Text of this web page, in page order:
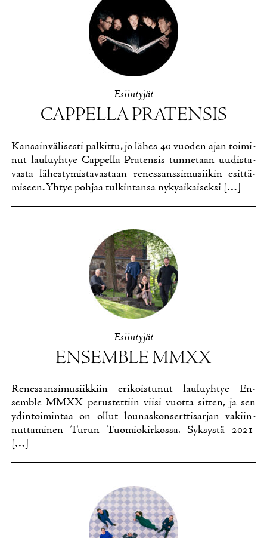
Esiin­ty­jät
CAP­PEL­LA PRA­TEN­SIS
Kan­sain­vä­li­ses­ti pal­kit­tu, jo lä­hes 40 vuo­den ajan toi­mi­
nut lau­lu­yh­tye Cap­pel­la Pra­ten­sis tun­ne­taan uu­dis­ta­
vas­ta lä­hes­ty­mis­ta­vas­taan re­nes­sans­si­musii­kin esit­tä­
mi­seen. Yh­tye poh­jaa tul­kin­tan­sa ny­ky­ai­kai­sek­si […]
Esiin­ty­jät
EN­SEMBLE MMXX
Re­nes­san­si­musiik­kiin eri­kois­tu­nut lau­lu­yh­tye En­
semble MMXX pe­rus­tet­tiin vii­si vuot­ta sit­ten, ja sen
ydin­toi­min­taa on ol­lut lou­nas­kon­sert­ti­sar­jan va­kiin­
nut­ta­mi­nen Tu­run Tuo­mio­kir­kos­sa. Syk­sys­tä 2021
[…]